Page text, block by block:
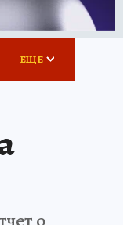
ЕЩЕ